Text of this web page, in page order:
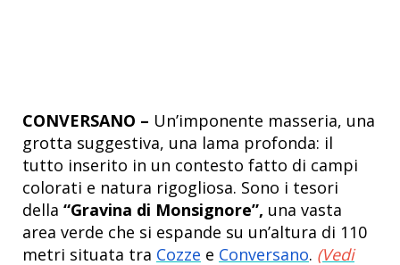
CONVERSANO – Un’imponente masseria, una
grotta suggestiva, una lama profonda: il
tutto inserito in un contesto fatto di campi
colorati e natura rigogliosa. Sono i tesori
della “Gravina di Monsignore”, una vasta
area verde che si espande su un’altura di 110
metri situata tra Cozze e Conversano. (Vedi